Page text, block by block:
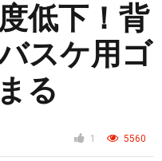
低下！背
スケ用ゴ
る
1 5560